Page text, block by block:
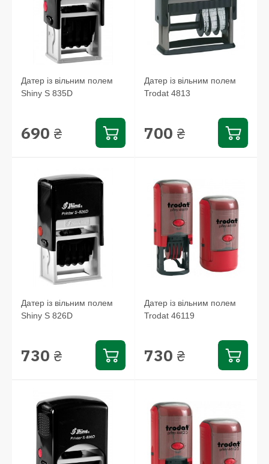
Датер із вільним полем
Shiny S 835D
690 ₴
Датер із вільним полем
Trodat 4813
700 ₴
Датер із вільним полем
Shiny S 826D
730 ₴
Датер із вільним полем
Trodat 46119
730 ₴